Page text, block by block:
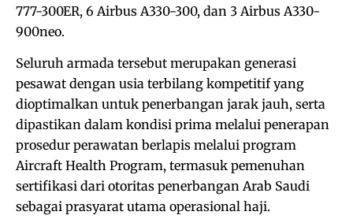
777-300ER, 6 Airbus A330-300, dan 3 Airbus A330-
900neo.
Seluruh armada tersebut merupakan generasi
pesawat dengan usia terbilang kompetitif yang
dioptimalkan untuk penerbangan jarak jauh, serta
dipastikan dalam kondisi prima melalui penerapan
prosedur perawatan berlapis melalui program
Aircraft Health Program, termasuk pemenuhan
sertifikasi dari otoritas penerbangan Arab Saudi
sebagai prasyarat utama operasional haji.